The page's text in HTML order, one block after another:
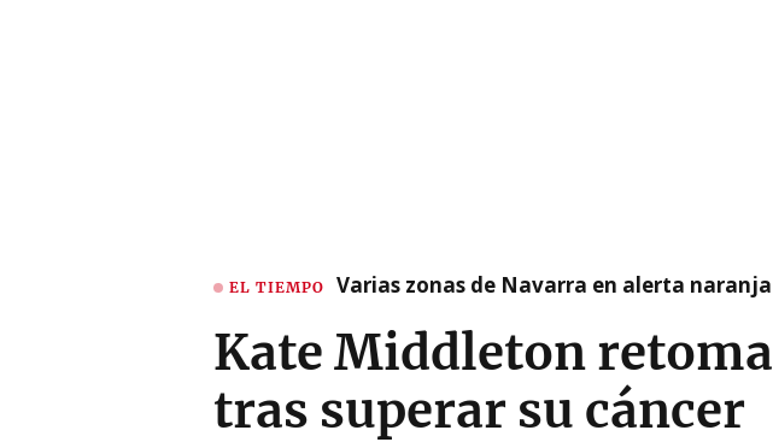
EL TIEMPO Varias zonas de Navarra en alerta
Kate Middleton
tras superar su cáncer